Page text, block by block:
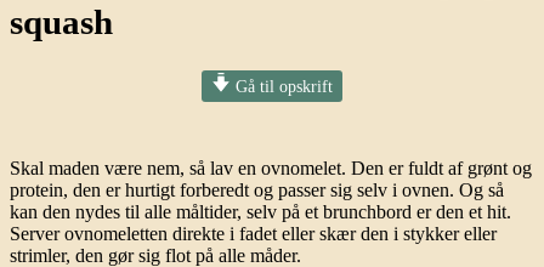
squash
Gå til opskrift
Skal maden være nem, så lav en ovnomelet. Den er fuldt af grønt og
protein, den er hurtigt forberedt og passer sig selv i ovnen. Og så
kan den nydes til alle måltider, selv på et brunchbord er den et hit.
Server ovnomeletten direkte i fadet eller skær den i stykker eller
strimler, den gør sig flot på alle måder.